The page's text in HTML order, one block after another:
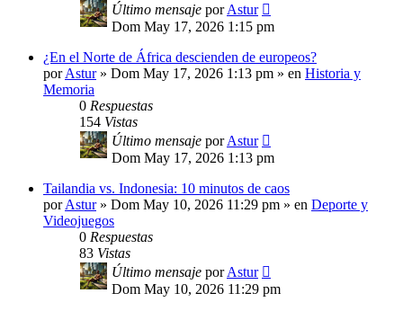
Último mensaje porAstur
Dom May 17, 2026 1:15 pm
¿En el Norte de África descienden de europeos?
porAstur» Dom May 17, 2026 1:13 pm » en Historia y
Memoria
0 Respuestas
154 Vistas
Último mensaje porAstur
Dom May 17, 2026 1:13 pm
Tailandia vs. Indonesia: 10 minutos de caos
porAstur» Dom May 10, 2026 11:29 pm » en Deporte y
Videojuegos
0 Respuestas
83 Vistas
Último mensaje porAstur
Dom May 10, 2026 11:29 pm